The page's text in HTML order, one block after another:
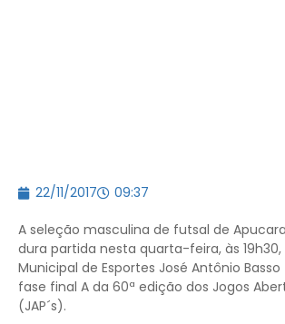
22/11/2017 09:37
A seleção masculina de futsal de
dura partida nesta quarta-feira, às 19h30,
Municipal de Esportes José Antônio
fase final A da 60ª edição dos Jogos
(JAP´s).